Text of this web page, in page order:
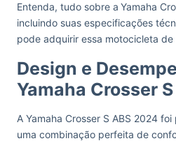
Entenda, tudo sobre a Yamaha
incluindo suas especificações
pode adquirir essa motocicleta de
Design e
Yamaha Crosser
A Yamaha Crosser S ABS 2024
uma combinação perfeita de